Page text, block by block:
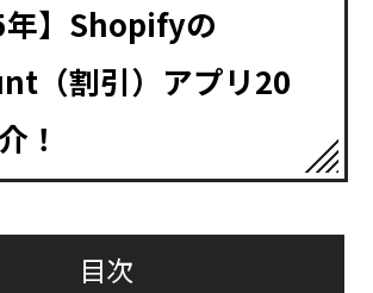
年】Shopifyの
（割引）アプリ20
！
目次